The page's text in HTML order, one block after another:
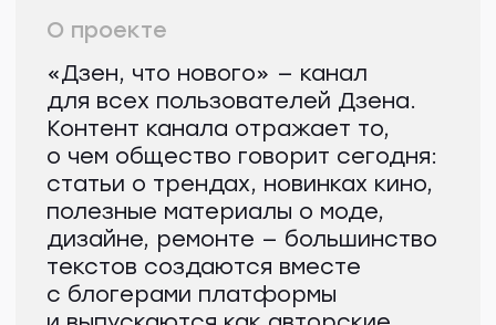
возможностей подобрать
полностью
потребностям питомца.
Он не будет содержать
искусственных добавок,
консервантов и химии.
TELEGRAM Виси.ру
Блог
Партнерская
программа